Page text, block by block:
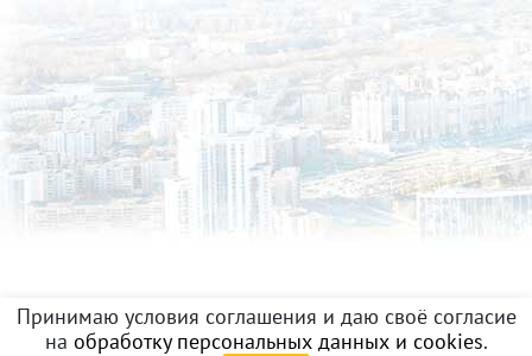
Принимаю условия соглашения и даю своё согласие
на обработку персональных данных и cookies.